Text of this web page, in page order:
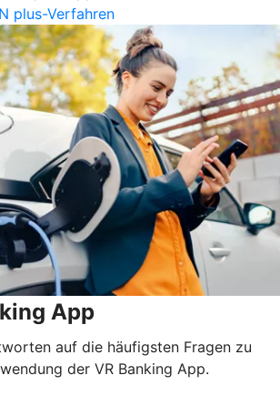
plus-Verfahren
App
auf die häufigsten Fragen zu
der VR Banking App.